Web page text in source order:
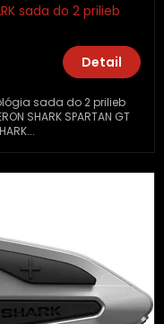
sada do 2 prilieb
Detail
sada do 2 prilieb
SHARK SPARTAN GT